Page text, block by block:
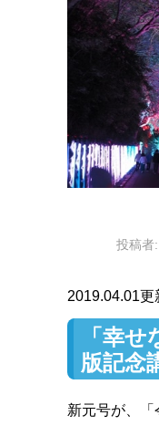
投稿者:
2019.04.01更
「幸
版記念
新元号が、「